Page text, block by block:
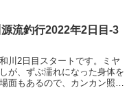
流釣行2022年2日目-3
川2日目スタートです。ミヤ
が、ずぶ濡れになった身体を
面もあるので、カンカン照り